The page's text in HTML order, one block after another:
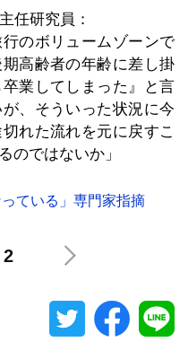
任研究員：
行のボリュームゾーンで
高齢者の年齢に差し掛
業してしまった』と言
、そういった状況に今
れた流れを元に戻すこ
のではないか」
ている」専門家指摘
2